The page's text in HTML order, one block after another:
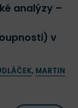
analýzy –
v
, MARTIN